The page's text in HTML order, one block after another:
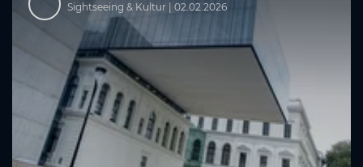
Sightseeing & Kultur | 02.02.2026